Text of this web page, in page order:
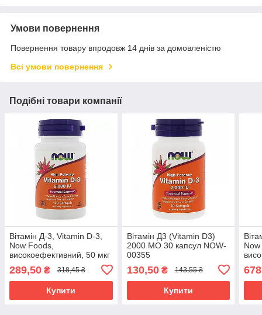
Умови повернення
Повернення товару впродовж 14 днів за домовленістю
Всі умови повернення
Подібні товари компанії
Вітамін Д-3, Vitamin D-3,
Now Foods,
високоефективний, 50 мкг
капсул NOW-00367
289,50 ₴ 318,45 ₴
Купити
Вітамін Д3 (Vitamin D3)
2000 МО 30 капсул NOW-
00355
130,50₴ 143,55 ₴
Купити